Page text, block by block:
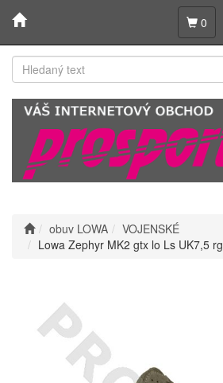
0
obuv LOWA
VOJENSKÉ
Lowa Zephyr MK2 gtx lo Ls UK7,5 rg